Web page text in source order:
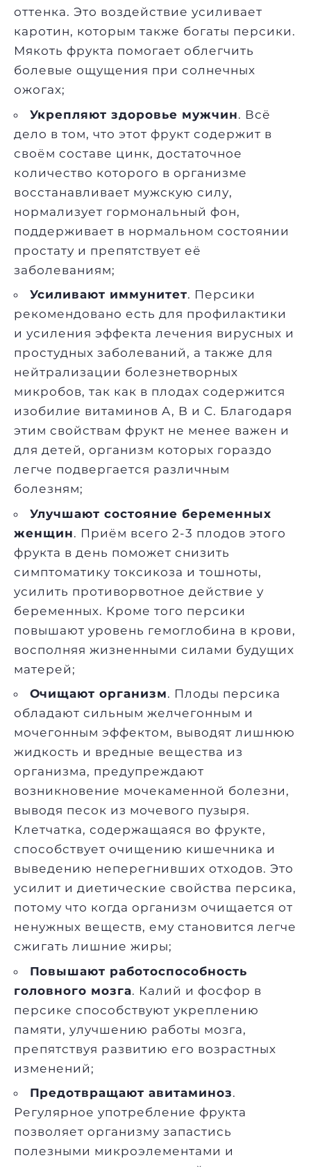
оттенка. Это воздействие усиливает
каротин, которым также богаты персики.
Мякоть фрукта помогает облегчить
болевые ощущения при солнечных
ожогах;
Укрепляют здоровье мужчин. Всё
дело в том, что этот фрукт содержит в
своём составе цинк, достаточное
количество которого в организме
восстанавливает мужскую силу,
нормализует гормональный фон,
поддерживает в нормальном состоянии
простату и препятствует её
заболеваниям;
Усиливают иммунитет. Персики
рекомендовано есть для профилактики
и усиления эффекта лечения вирусных и
простудных заболеваний, а также для
нейтрализации болезнетворных
микробов, так как в плодах содержится
изобилие витаминов A, B и C. Благодаря
этим свойствам фрукт не менее важен и
для детей, организм которых гораздо
легче подвергается различным
болезням;
Улучшают состояние беременных
женщин. Приём всего 2-3 плодов этого
фрукта в день поможет снизить
симптоматику токсикоза и тошноты,
усилить противорвотное действие у
беременных. Кроме того персики
повышают уровень гемоглобина в крови,
восполняя жизненными силами будущих
матерей;
Очищают организм. Плоды персика
обладают сильным желчегонным и
мочегонным эффектом, выводят лишнюю
жидкость и вредные вещества из
организма, предупреждают
возникновение мочекаменной болезни,
выводя песок из мочевого пузыря.
Клетчатка, содержащаяся во фрукте,
способствует очищению кишечника и
выведению неперегнивших отходов. Это
усилит и диетические свойства персика,
потому что когда организм очищается от
ненужных веществ, ему становится легче
сжигать лишние жиры;
Повышают работоспособность
головного мозга. Калий и фосфор в
персике способствуют укреплению
памяти, улучшению работы мозга,
препятствуя развитию его возрастных
изменений;
Предотвращают авитаминоз.
Регулярное употребление фрукта
позволяет организму запастись
полезными микроэлементами и